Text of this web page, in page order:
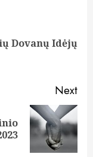
Dovanų Idėjų
Next